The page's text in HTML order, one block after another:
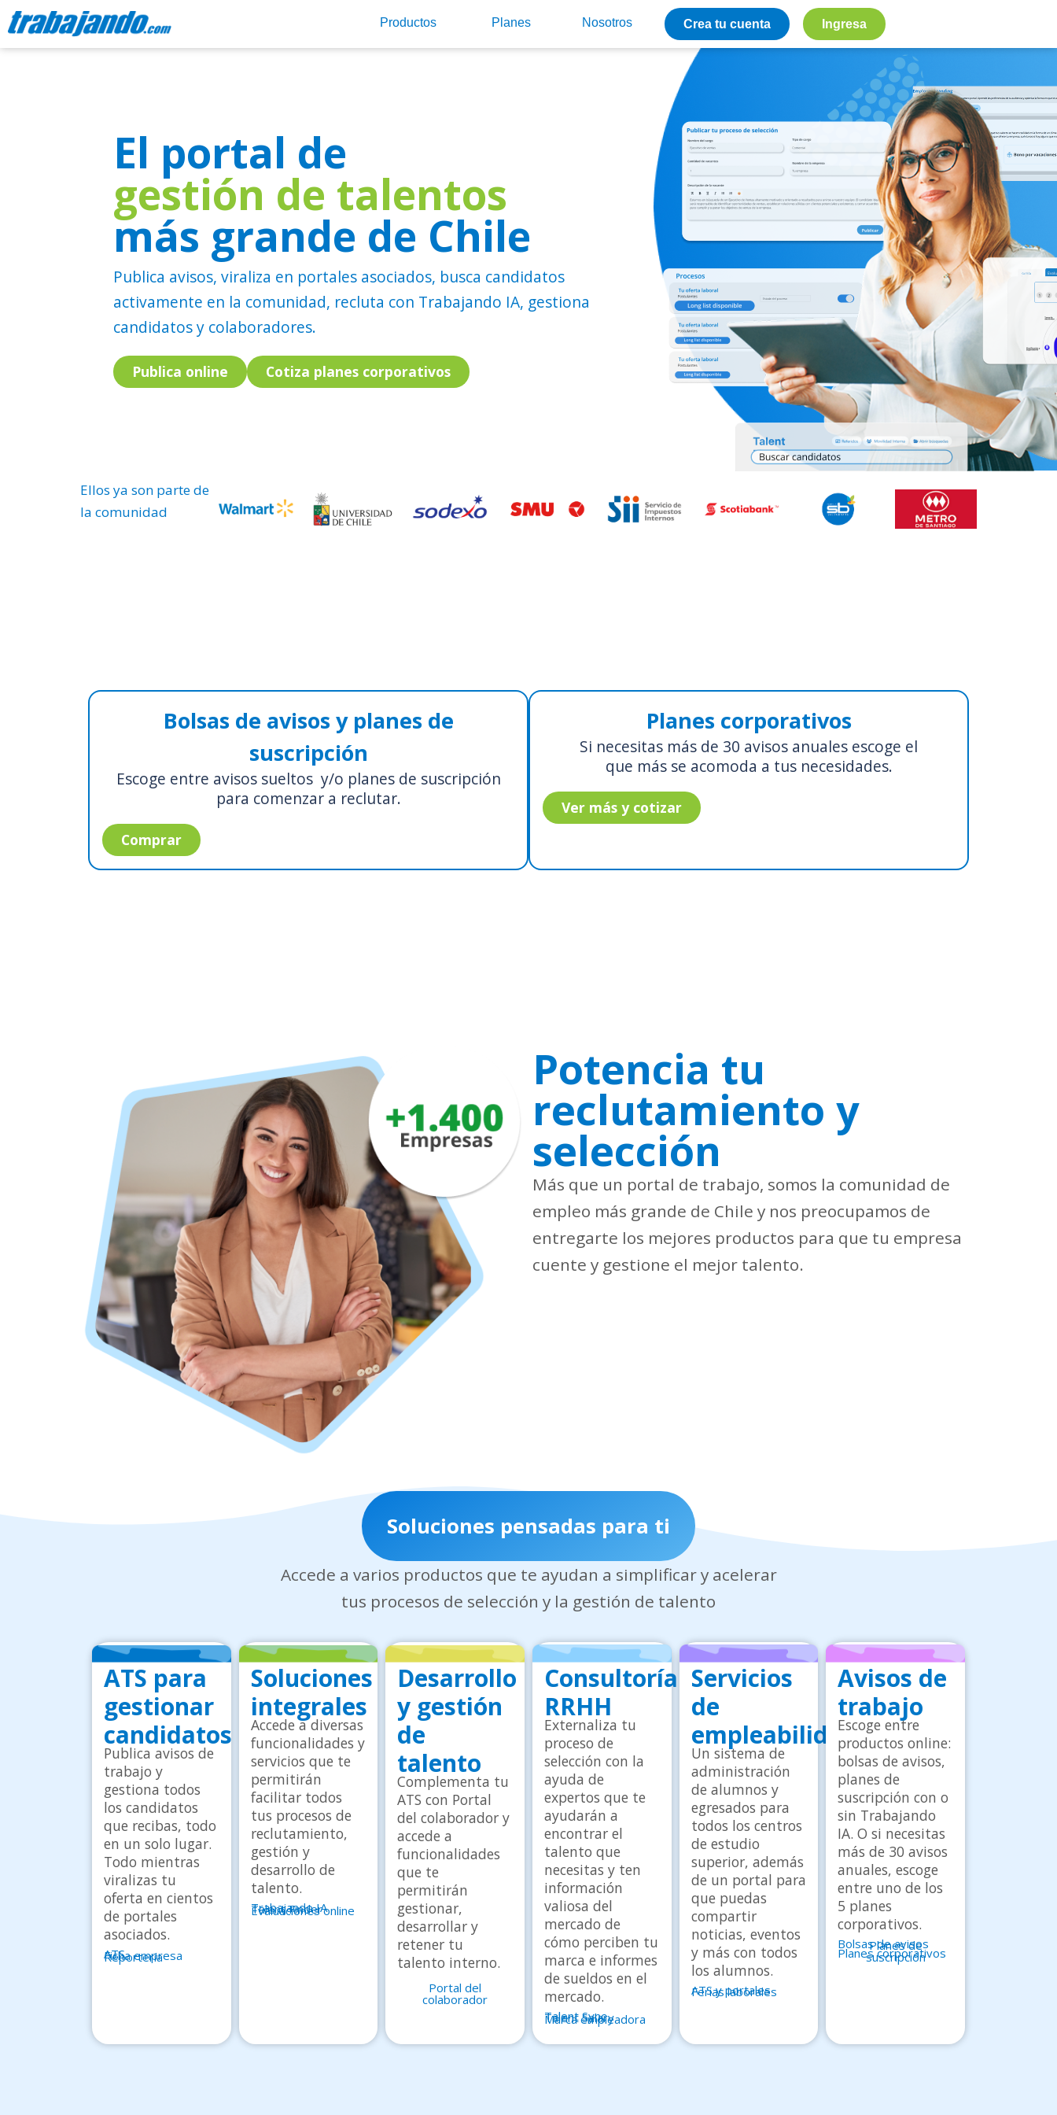
Productos Planes Nosotros Crea tu cuenta Ingresa
El portal de
gestión de talentos
más grande de Chile
Publica avisos, viraliza en portales asociados, busca candidatos
activamente en la comunidad, recluta con Trabajando IA, gestiona
candidatos y colaboradores.
Publica online Cotiza planes corporativos
Ellos ya son parte de
la comunidad
Bolsas de avisos y planes de
suscripción
Escoge entre avisos sueltos y/o planes de suscripción
para comenzar a reclutar.
Comprar
Planes corporativos
Si necesitas más de 30 avisos anuales escoge el
que más se acomoda a tus necesidades.
Ver más y cotizar
Potencia tu
reclutamiento y
selección
Más que un portal de trabajo, somos la comunidad de
empleo más grande de Chile y nos preocupamos de
entregarte los mejores productos para que tu empresa
cuente y gestione el mejor talento.
Soluciones pensadas para ti
Accede a varios productos que te ayudan a simplificar y acelerar
tus procesos de selección y la gestión de talento
ATS para
gestionar
candidatos
Publica avisos de
trabajo y
gestiona todos
los candidatos
que recibas, todo
en un solo lugar.
Todo mientras
viralizas tu
oferta en cientos
de portales
asociados.
ATS
Ficha empresa
Reportería
Soluciones
integrales
Accede a diversas
funcionalidades y
servicios que te
permitirán
facilitar todos
tus procesos de
reclutamiento,
gestión y
desarrollo de
talento.
Trabajando IA
Talent Finder
Evaluaciones online
Desarrollo
y gestión
de
talento
Complementa tu
ATS con Portal
del colaborador y
accede a
funcionalidades
que te
permitirán
gestionar,
desarrollar y
retener tu
talento interno.
Portal del
colaborador
Consultoría
RRHH
Externaliza tu
proceso de
selección con la
ayuda de
expertos que te
ayudarán a
encontrar el
talento que
necesitas y ten
información
valiosa del
mercado de
cómo perciben tu
marca e informes
de sueldos en el
mercado.
Talent Sync
Talent Salary
Marca empleadora
Servicios
de
empleabilidad
Un sistema de
administración
de alumnos y
egresados para
todos los centros
de estudio
superior, además
de un portal para
que puedas
compartir
noticias, eventos
y más con todos
los alumnos.
ATS y portales
Ferias laborales
Avisos de
trabajo
Escoge entre
productos online:
bolsas de avisos,
planes de
suscripción con o
sin Trabajando
IA. O si necesitas
más de 30 avisos
anuales, escoge
entre uno de los
5 planes
corporativos.
Bolsas de avisos
Planes de
suscripción
Planes corporativos